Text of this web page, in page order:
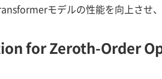
モデルの性能を向上させ
for Zeroth-Order